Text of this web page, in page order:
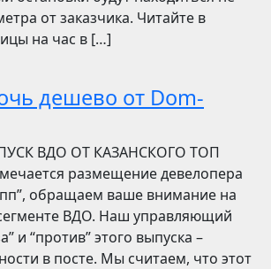
от заказчика. Читайте в
на час в […]
дешево от Dom-
ВДО ОТ КАЗАНСКОГО ТОП
размещение девелопера
обращаем ваше внимание на
ВДО. Наш управляющий
и “против” этого выпуска –
в посте. Мы считаем, что этот